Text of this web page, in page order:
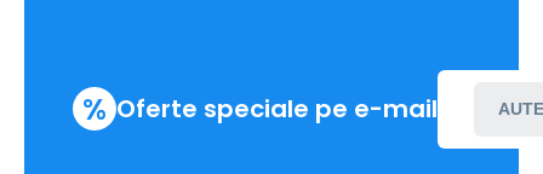
% Oferte speciale pe e-mail